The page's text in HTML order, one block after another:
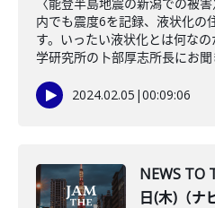
内でも震度6を記録、液状化の
す。いったい液状化とは何な
学研究所の卜部厚志所長にお聞
2024.02.05 |00:09:06
NEWS TO
日(木)（ナ